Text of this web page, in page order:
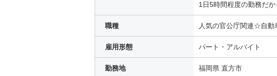
1日5時間程度の勤務だ
職種 人気の官公庁関連☆自動
雇用形態 パート・アルバイト
勤務地 福岡県 直方市